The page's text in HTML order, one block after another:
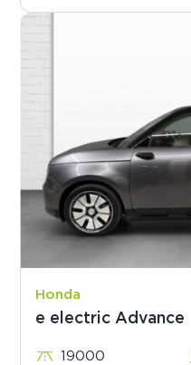
Honda
e electric Advance
19000